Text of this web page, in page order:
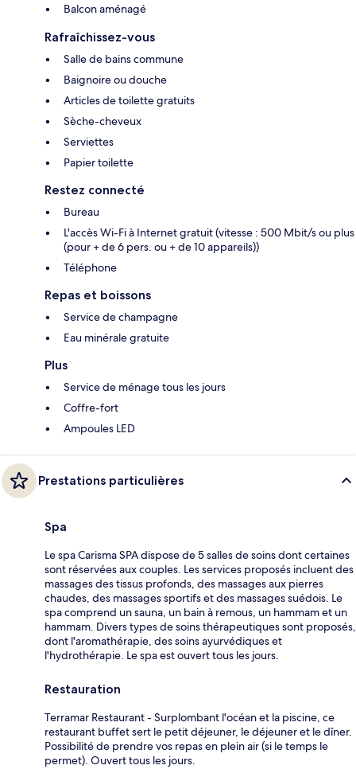
Balcon aménagé
Rafraîchissez-vous
Salle de bains commune
Baignoire ou douche
Articles de toilette gratuits
Sèche-cheveux
Serviettes
Papier toilette
Restez connecté
Bureau
L'accès Wi-Fi à Internet gratuit (vitesse : 500 Mbit/s ou plus
(pour + de 6 pers. ou + de 10 appareils))
Téléphone
Repas et boissons
Service de champagne
Eau minérale gratuite
Plus
Service de ménage tous les jours
Coffre-fort
Ampoules LED
Prestations particulières
Spa
Le spa Carisma SPA dispose de 5 salles de soins dont certaines
sont réservées aux couples. Les services proposés incluent des
massages des tissus profonds, des massages aux pierres
chaudes, des massages sportifs et des massages suédois. Le
spa comprend un sauna, un bain à remous, un hammam et un
hammam. Divers types de soins thérapeutiques sont proposés,
dont l'aromathérapie, des soins ayurvédiques et
l'hydrothérapie. Le spa est ouvert tous les jours.
Restauration
Terramar Restaurant - Surplombant l'océan et la piscine, ce
restaurant buffet sert le petit déjeuner, le déjeuner et le dîner.
Possibilité de prendre vos repas en plein air (si le temps le
permet). Ouvert tous les jours.